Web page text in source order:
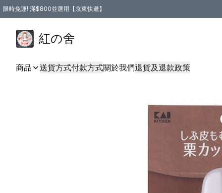
限時免運! 滿$800並選用【京東快遞】
紅の舍
商品 送貨方式付款方式關於我們退貨及退款政策